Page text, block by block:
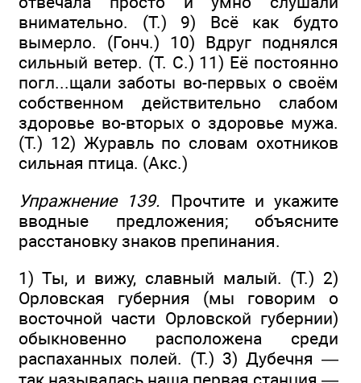
внимательно. (Т.) 9) Всё как будто
вымерло. (Гонч.) 10) Вдруг поднялся
сильный ветер. (Т. С.) 11) Её постоянно
погл...щали заботы во-первых о своём
собственном действительно слабом
здоровье во-вторых о здоровье мужа.
(Т.) 12) Журавль по словам охотников
сильная птица. (Акс.)
Упражнение 139. Прочтите и укажите
вводные предложения; объясните
расстановку знаков препинания.
1) Ты, и вижу, славный малый. (Т.) 2)
Орловская губерния (мы говорим о
восточной части Орловской губернии)
обыкновенно расположена среди
распаханных полей. (T.) 3) Дубечня —